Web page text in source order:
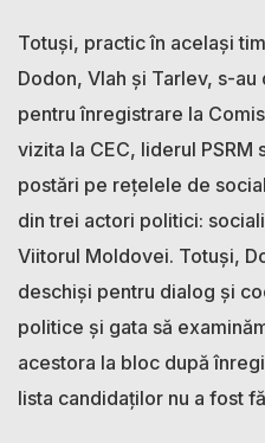
Totuși, practic în același
Dodon, Vlah și Tarlev, s-
pentru înregistrare la
vizita la CEC, liderul PSRM
postări pe rețelele de
din trei actori politici:
Viitorul Moldovei. Totuși,
deschiși pentru dialog și
politice și gata să
acestora la bloc după
lista candidaților nu a fost